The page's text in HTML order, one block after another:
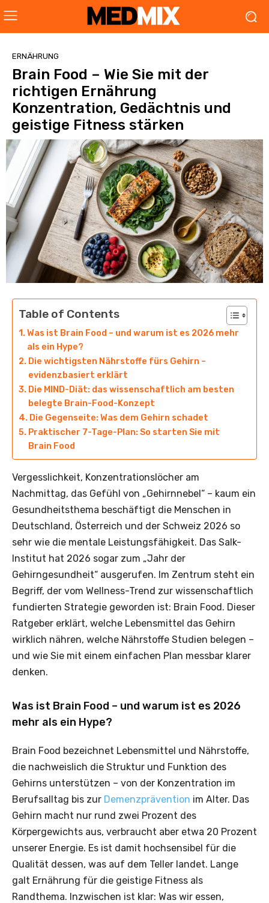
ERNÄHRUNG
Brain Food – Wie Sie mit der
richtigen Ernährung
Konzentration, Gedächtnis und
geistige Fitness stärken
Table of Contents
Was ist Brain Food – und warum ist es 2026 mehr
als ein Hype?
Die wichtigsten Nährstoffe fürs Gehirn –
evidenzbasiert erklärt
Die MIND-Diät: das wissenschaftlich am besten
belegte Brain-Food-Konzept
Die Gegenseite: Was dem Gehirn schadet
Praktischer 7-Tage-Plan: So starten Sie mit
Brain Food
Vergesslichkeit, Konzentrationslöcher am
Nachmittag, das Gefühl von „Gehirnnebel“ – kaum ein
Gesundheitsthema beschäftigt die Menschen in
Deutschland, Österreich und der Schweiz 2026 so
sehr wie die mentale Leistungsfähigkeit. Das Salk-
Institut hat 2026 sogar zum „Jahr der
Gehirngesundheit“ ausgerufen. Im Zentrum steht ein
Begriff, der vom Wellness-Trend zur wissenschaftlich
fundierten Strategie geworden ist: Brain Food. Dieser
Ratgeber erklärt, welche Lebensmittel das Gehirn
wirklich nähren, welche Nährstoffe Studien belegen –
und wie Sie mit einem einfachen Plan messbar klarer
denken.
Was ist Brain Food – und warum ist es 2026
mehr als ein Hype?
Brain Food bezeichnet Lebensmittel und Nährstoffe,
die nachweislich die Struktur und Funktion des
Gehirns unterstützen – von der Konzentration im
Berufsalltag bis zur Demenzprävention im Alter. Das
Gehirn macht nur rund zwei Prozent des
Körpergewichts aus, verbraucht aber etwa 20 Prozent
unserer Energie. Es ist damit hochsensibel für die
Qualität dessen, was auf dem Teller landet. Lange
galt Ernährung für die geistige Fitness als
Randthema. Inzwischen ist klar: Was wir essen,